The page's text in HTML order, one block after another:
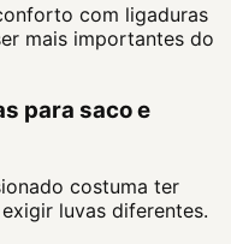
com ligaduras
mais importantes do
para saco e
costuma ter
luvas diferentes.